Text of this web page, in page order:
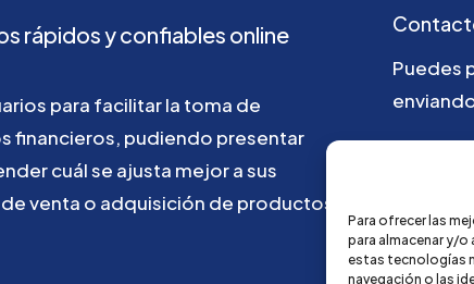
Para ofrecer las
para almacenar y/
estas tecnologías
navegación o las
rápidosyconfiables online
para facilitarla toma de
financieros, pudiendo presentar
cuálse ajusta mejorasus
deventa o adquisición de productos
Puedes